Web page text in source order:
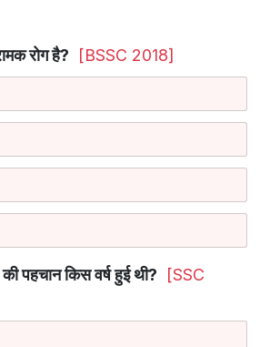
रोग है?
[BSSC 2018]
पहचान किस वर्ष हुई थी?
[SSC